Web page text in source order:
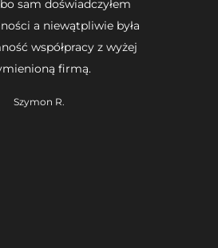
sam doświadczyłem
a niewątpliwie była
współpracy z wyżej
firmą.
Szymon R.